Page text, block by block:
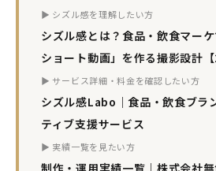
▶ シズル感を理解したい方
シズル感とは？食品・飲食マー
ショート動画」を作る撮影設計【
▶ サービス詳細・料金を確認したい方
シズル感Labo｜食品・飲食ブラ
ティブ支援サービス
▶ 実績一覧を見たい方
制作・運用実績一覧｜株式会社